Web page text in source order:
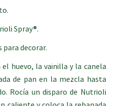
Spray®.
decorar.
huevo, la vainilla y la canela
de pan en la mezcla hasta
Rocía un disparo de Nutrioli